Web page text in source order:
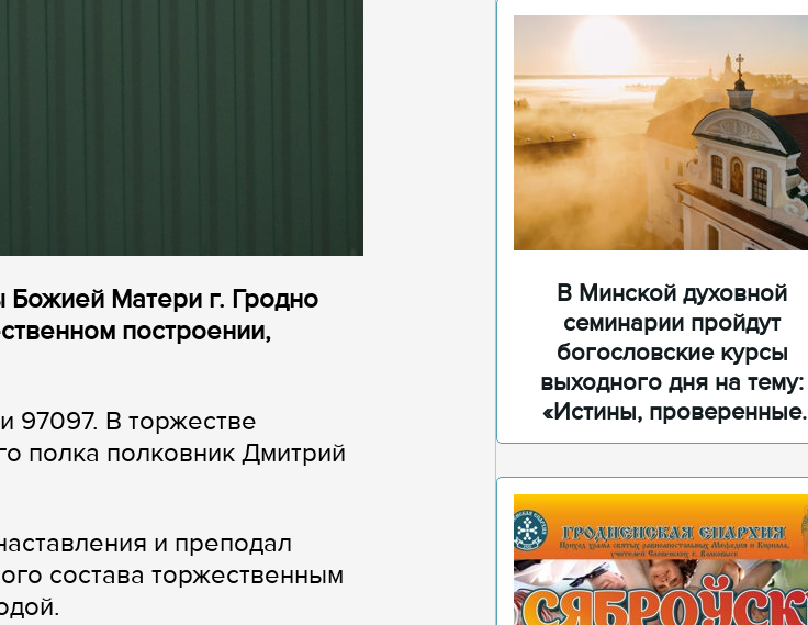
Божией Матери г. Гродно
построении,
97097. В торжестве
полка полковник Дмитрий
и преподал
состава торжественным
В Минской духовной
семинарии пройдут
богословские курсы
выходного дня на тему:
«Истины, проверенные
временем»